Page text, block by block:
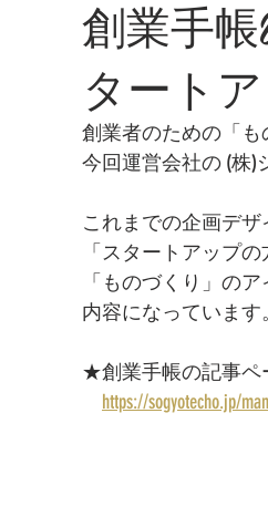
創業手
タート
創業者のための「
今回運営会社の (株)
これまでの企画デ
「スタートアップ
「ものづくり」の
内容になっています
★創業手帳の記事ペ
https://sogyotecho.jp/